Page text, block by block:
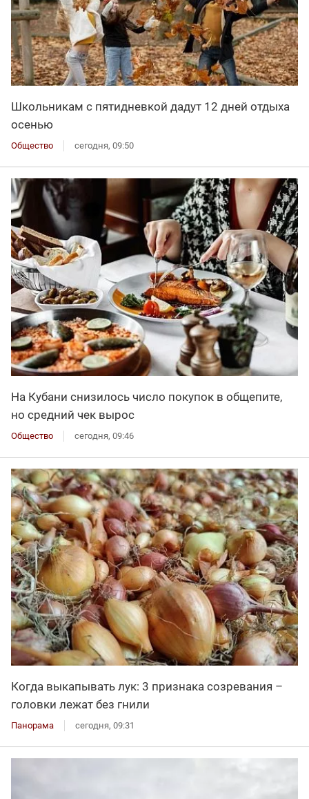
Школьникам с пятидневкой дадут 12 дней отдыха
осенью
Общество сегодня, 09:50
На Кубани снизилось число покупок в общепите,
но средний чек вырос
Общество сегодня, 09:46
Когда выкапывать лук: 3 признака созревания –
головки лежат без гнили
Панорама сегодня, 09:31